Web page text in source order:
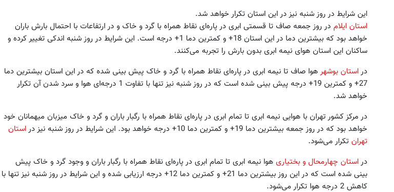
این شرایط در روز شنبه نیز در این استان تکرار خواهد شد.
استان ایلام در روز جمعه صاف تا قسمتی ابری در پاره‌ای نقاط همراه با گرد و خاک و در ارتفاعات با احتمال بارش باران
خواهد بود که بیشترین دما در این استان 18+ و کمترین دما 1+ درجه است. این شرایط در روز شنبه اندکی تغییر کرده و
ساکنان این استان هوای نیمه ابری بدون بارش را تجربه می‌کنند.
دراستان بوشهرهوا صاف تا نیمه ابری در پاره‌ای نقاط همراه با گرد و خاک پیش بینی شده که در این استان بیشترین دما
27+ و کمترین 19+ درجه پیش بینی شده است که در روز شنبه نیز تنها با تفاوت 1 درجه‌ای هوا و سرد شدن آن تکرار
خواهد شد.
در مرکز کشور تهران با هوایی نیمه ابری تا تمام ابری در پاره‌ای نقاط همراه با رگبار باران و گرد و خاک میزبان میهمانان خود
خواهد بود که در روز جمعه بیشترین دما 19+ و کمترین دما 10+ درجه خواهد بود. این شرایط در روز شنبه نیز در
استان
تهران تکرار می‌شود.
دراستان چهارمحال و بختیاری هوا نیمه ابری تا تمام ابری در پاره‌ای نقاط همراه با رگبار باران و وجود گرد و خاک پیش
بینی شده است که در این روز بیشترین دما 21+ و کمترین دما 12+ درجه ارزیابی شده و این شرایط در روز شنبه نیز تنها با
کاهش 2 درجه هوا تکرار می‌شود.